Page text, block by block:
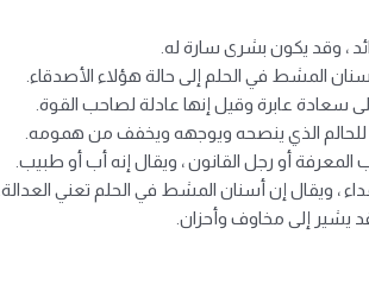
، وقد يكون بشرى سارة له.
المشط في الحلم إلى حالة هؤلاء الأصدقاء.
سعادة عابرة وقيل إنها عادلة لصاحب القوة.
الذي ينصحه ويوجهه ويخفف من همومه.
أو رجل القانون ، ويقال إنه أب أو طبيب.
، ويقال إن أسنان المشط في الحلم تعني العدالة.
يشير إلى مخاوف وأحزان.